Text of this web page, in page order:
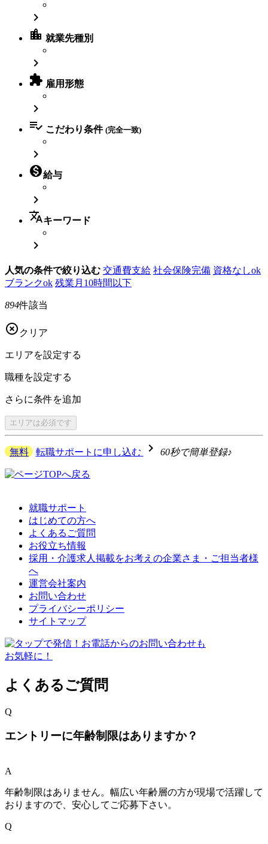

location_city 就業先種別

 雇用形態

 こだわり条件 (完全一致)

給与

translateキーワード

人気の条件で絞り込む 交通費支給 社会保険完備 資格なしok
ブランクok 残業月10時間以下
894件該当
 クリア
エリアを設定する
職種を設定する
さらに条件を追加
エリアは必須です
無料 転職サポートに申し込む navigate_next 60秒で簡単登録♪
就職サポート
はじめての方へ
よくあるご質問
お役立ち情報
採用・介護求人掲載をお考えの企業さま・ご担当者様
へ
運営会社案内
お問い合わせ
プライバシーポリシー
サイトマップ
よくあるご質問
Q
エントリーに年齢制限はありますか？
A
年齢制限はありません。幅広い年齢層の方が現場で活躍して
おりますので、安心してご応募下さい。
Q